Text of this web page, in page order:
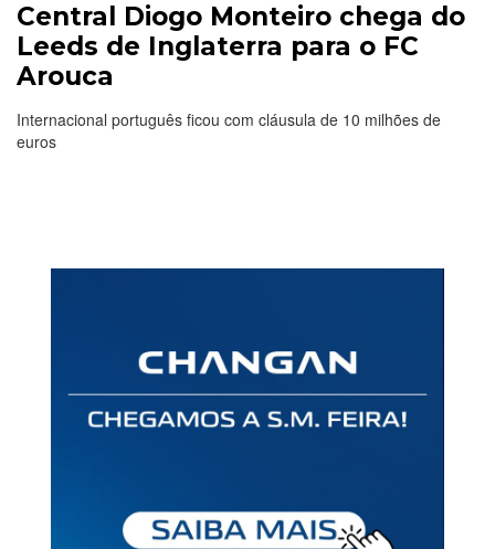
Central Diogo Monteiro chega do
Leeds de Inglaterra para o FC
Arouca
Internacional português ficou com cláusula de 10 milhões de
euros